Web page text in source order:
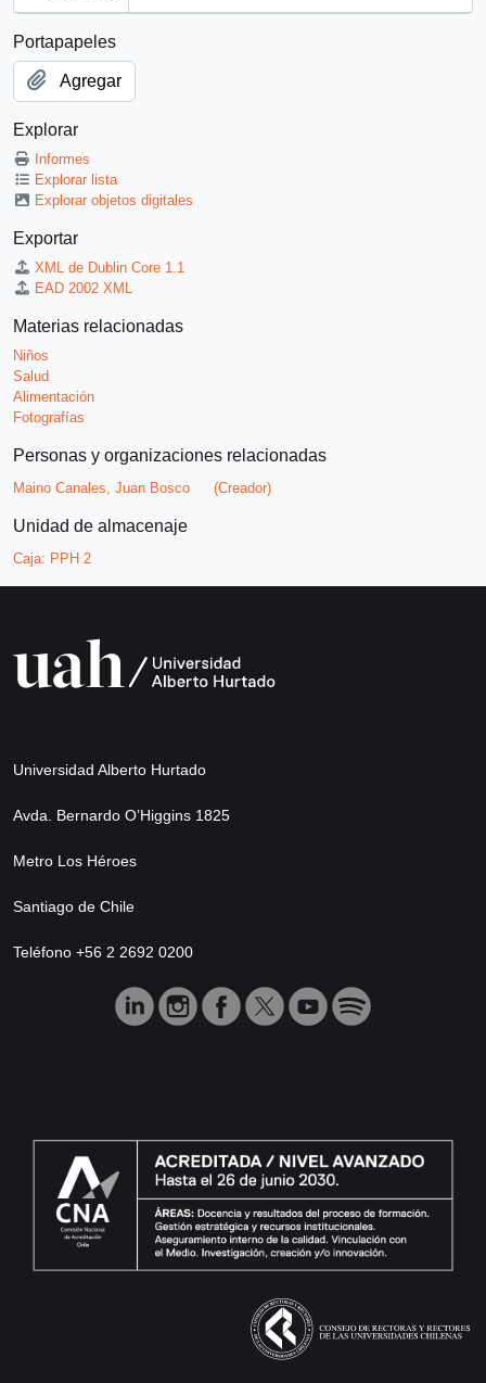
Portapapeles
Agregar
Explorar
Informes
Explorar lista
Explorar objetos digitales
Exportar
XML de Dublin Core 1.1
EAD 2002 XML
Materias relacionadas
Niños
Salud
Alimentación
Fotografías
Personas y organizaciones relacionadas
Maino Canales, Juan Bosco (Creador)
Unidad de almacenaje
Caja: PPH 2
Universidad Alberto Hurtado
Avda. Bernardo O’Higgins 1825
Metro Los Héroes
Santiago de Chile
Teléfono +56 2 2692 0200